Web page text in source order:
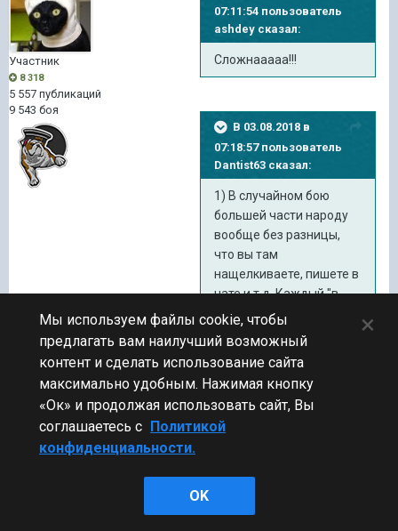
Участник
8 318
5 557 публикаций
9 543 боя
07:11:54 пользователь
ashdey сказал:
Сложнааааа!!!
В 03.08.2018 в
07:18:57 пользователь
Dantist63 сказал:
1) В случайном бою
большей части народу
вообще без разницы,
что вы там
нащелкиваете, пишете в
чате и т.д. Каждый "в
своей атмосфере" там
пребывает, и как бы вы
командами что-то
сообщить союзникам,
поверьте большая часть
даже не посмотрит на
Тут сложно спорить. Как бы
Мы используем файлы cookie, чтобы
предлагать вам наилучший возможный
контент и сделать использование сайта
максимально удобным. Нажимая кнопку
«Ок» и продолжая использовать сайт, Вы
соглашаетесь с Политикой
конфиденциальности.
OK
×